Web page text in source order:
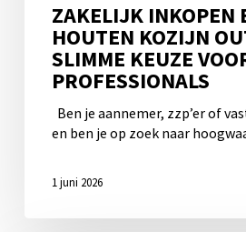
ZAKELIJK INKOPEN
HOUTEN KOZIJN
SLIMME KEUZE
PROFESSIONALS
Ben je aannemer, zzp’er of
en ben je op zoek naar
1 juni 2026